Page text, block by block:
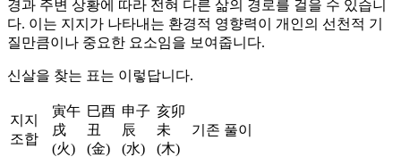
경과 주변 상황에 따라 전혀 다른 삶의 경로를 걸을 수 있습니
다. 이는 지지가 나타내는 환경적 영향력이 개인의 선천적 기
질만큼이나 중요한 요소임을 보여줍니다.
신살을 찾는 표는 이렇답니다.
지지
조합
寅午
戌
(火)
巳酉
丑
(金)
申子
辰
(水)
亥卯
未
(木)
기존 풀이